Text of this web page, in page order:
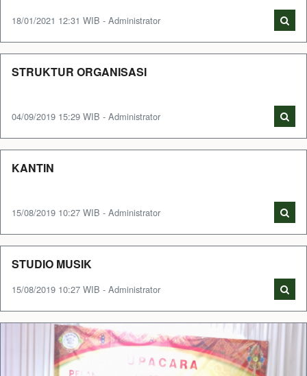
18/01/2021 12:31 WIB - Administrator
STRUKTUR ORGANISASI
04/09/2019 15:29 WIB - Administrator
KANTIN
15/08/2019 10:27 WIB - Administrator
STUDIO MUSIK
15/08/2019 10:27 WIB - Administrator